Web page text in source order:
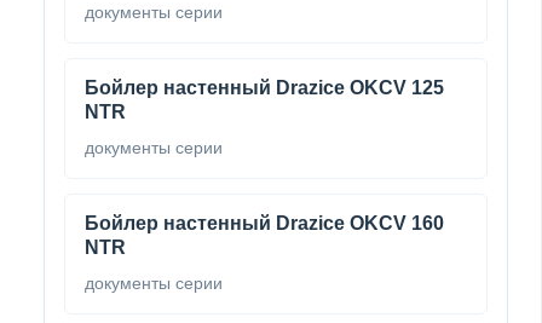
документы серии
Бойлер настенный Drazice OKCV 125
NTR
документы серии
Бойлер настенный Drazice OKCV 160
NTR
документы серии